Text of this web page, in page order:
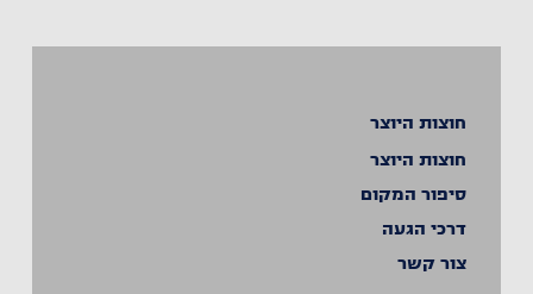
חוצות היוצר
חוצות היוצר
סיפור המקום
דרכי הגעה
צור קשר